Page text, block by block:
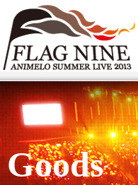
Goods